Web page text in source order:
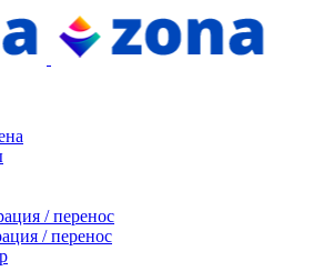
/ перенос
/ перенос